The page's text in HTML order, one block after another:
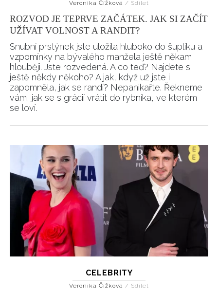
Veronika Čížková / Sdílet
ROZVOD JE TEPRVE ZAČÁTEK. JAK SI ZAČÍT
UŽÍVAT VOLNOST A RANDIT?
Snubní prstýnek jste uložila hluboko do šuplíku a
vzpomínky na bývalého manžela ještě někam
hlouběji. Jste rozvedená. A co teď? Najdete si
ještě někdy někoho? A jak, když už jste i
zapomněla, jak se randí? Nepanikařte. Řekneme
vám, jak se s grácií vrátit do rybníka, ve kterém
se loví.
CELEBRITY
Veronika Čížková / Sdílet